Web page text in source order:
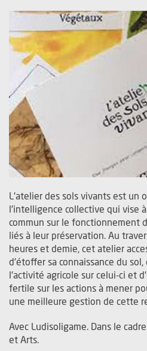
L'atelier des sols vivants est un
l'intelligence collective qui vise
commun sur le fonctionnement
liés à leur préservation. Au
heures et demie, cet atelier
d'étoffer sa connaissance du
l'activité agricole sur celui-ci et
fertile sur les actions à mener
une meilleure gestion de cette
Avec Ludisoligame. Dans le
et Arts.